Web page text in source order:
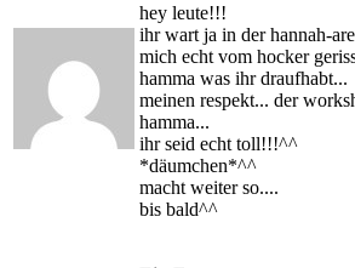
hey leute!!!
ihr wart ja in der hannah-
mich echt vom hocker
hamma was ihr draufhabt...
meinen respekt... der
hamma...
ihr seid echt toll!!!^^
*däumchen*^^
macht weiter so....
bis bald^^